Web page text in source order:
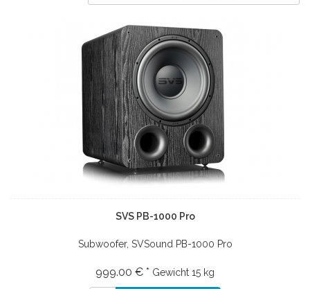
SVS PB-1000 Pro
Subwoofer, SVSound PB-1000 Pro
999.00 € * Gewicht 15 kg